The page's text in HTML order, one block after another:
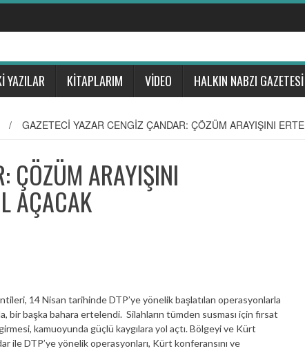
YAZILAR KİTAPLARIM VİDEO HALKIN NABZI GAZETESİ
/ GAZETECİ YAZAR CENGİZ ÇANDAR: ÇÖZÜM ARAYIŞINI
ÇÖZÜM ARAYIŞINI
AÇACAK
14 Nisan tarihinde DTP’ye yönelik başlatılan operasyonlarla
bir başka bahara ertelendi. Silahların tümden susması için fırsat
girmesi, kamuoyunda güçlü kaygılara yol açtı. Bölgeyi ve Kürt
ile DTP’ye yönelik operasyonları, Kürt konferansını ve